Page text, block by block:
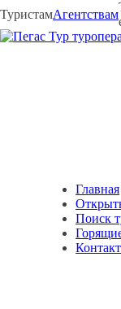
ТуристамАгентствам
Главная
Поиск